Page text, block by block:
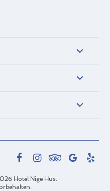
Hotel Nige Hus.
Facebook
Instagram
Tripadvisor
GoogleYelp